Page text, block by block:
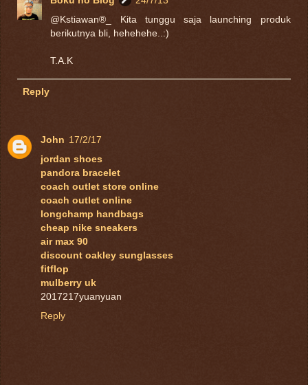
@Kstiawan®_ Kita tunggu saja launching produk
berikutnya bli, hehehehe..:)
T.A.K
Reply
John 17/2/17
jordan shoes
pandora bracelet
coach outlet store online
coach outlet online
longchamp handbags
cheap nike sneakers
air max 90
discount oakley sunglasses
fitflop
mulberry uk
2017217yuanyuan
Reply